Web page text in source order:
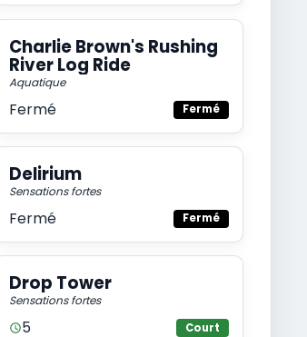
Charlie Brown's Rushing
River Log Ride
Aquatique
Fermé Fermé
Delirium
Sensations fortes
Fermé Fermé
Drop Tower
Sensations fortes
5 Court